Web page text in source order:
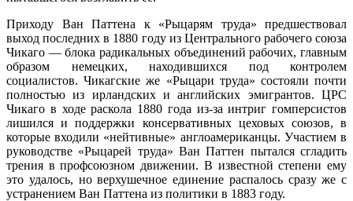
Приходу Ван Паттена к «Рыцарям труда» предшествовал
выход последних в 1880 году из Центрального рабочего союза
Чикаго — блока радикальных объединений рабочих, главным
образом немецких, находившихся под контролем
социалистов. Чикагские же «Рыцари труда» состояли почти
полностью из ирландских и английских эмигрантов. ЦРС
Чикаго в ходе раскола 1880 года из-за интриг гомперсистов
лишился и поддержки консервативных цеховых союзов, в
которые входили «нейтивные» англоамериканцы. Участием в
руководстве «Рыцарей труда» Ван Паттен пытался сгладить
трения в профсоюзном движении. В известной степени ему
это удалось, но верхушечное единение распалось сразу же с
устранением Ван Паттена из политики в 1883 году.